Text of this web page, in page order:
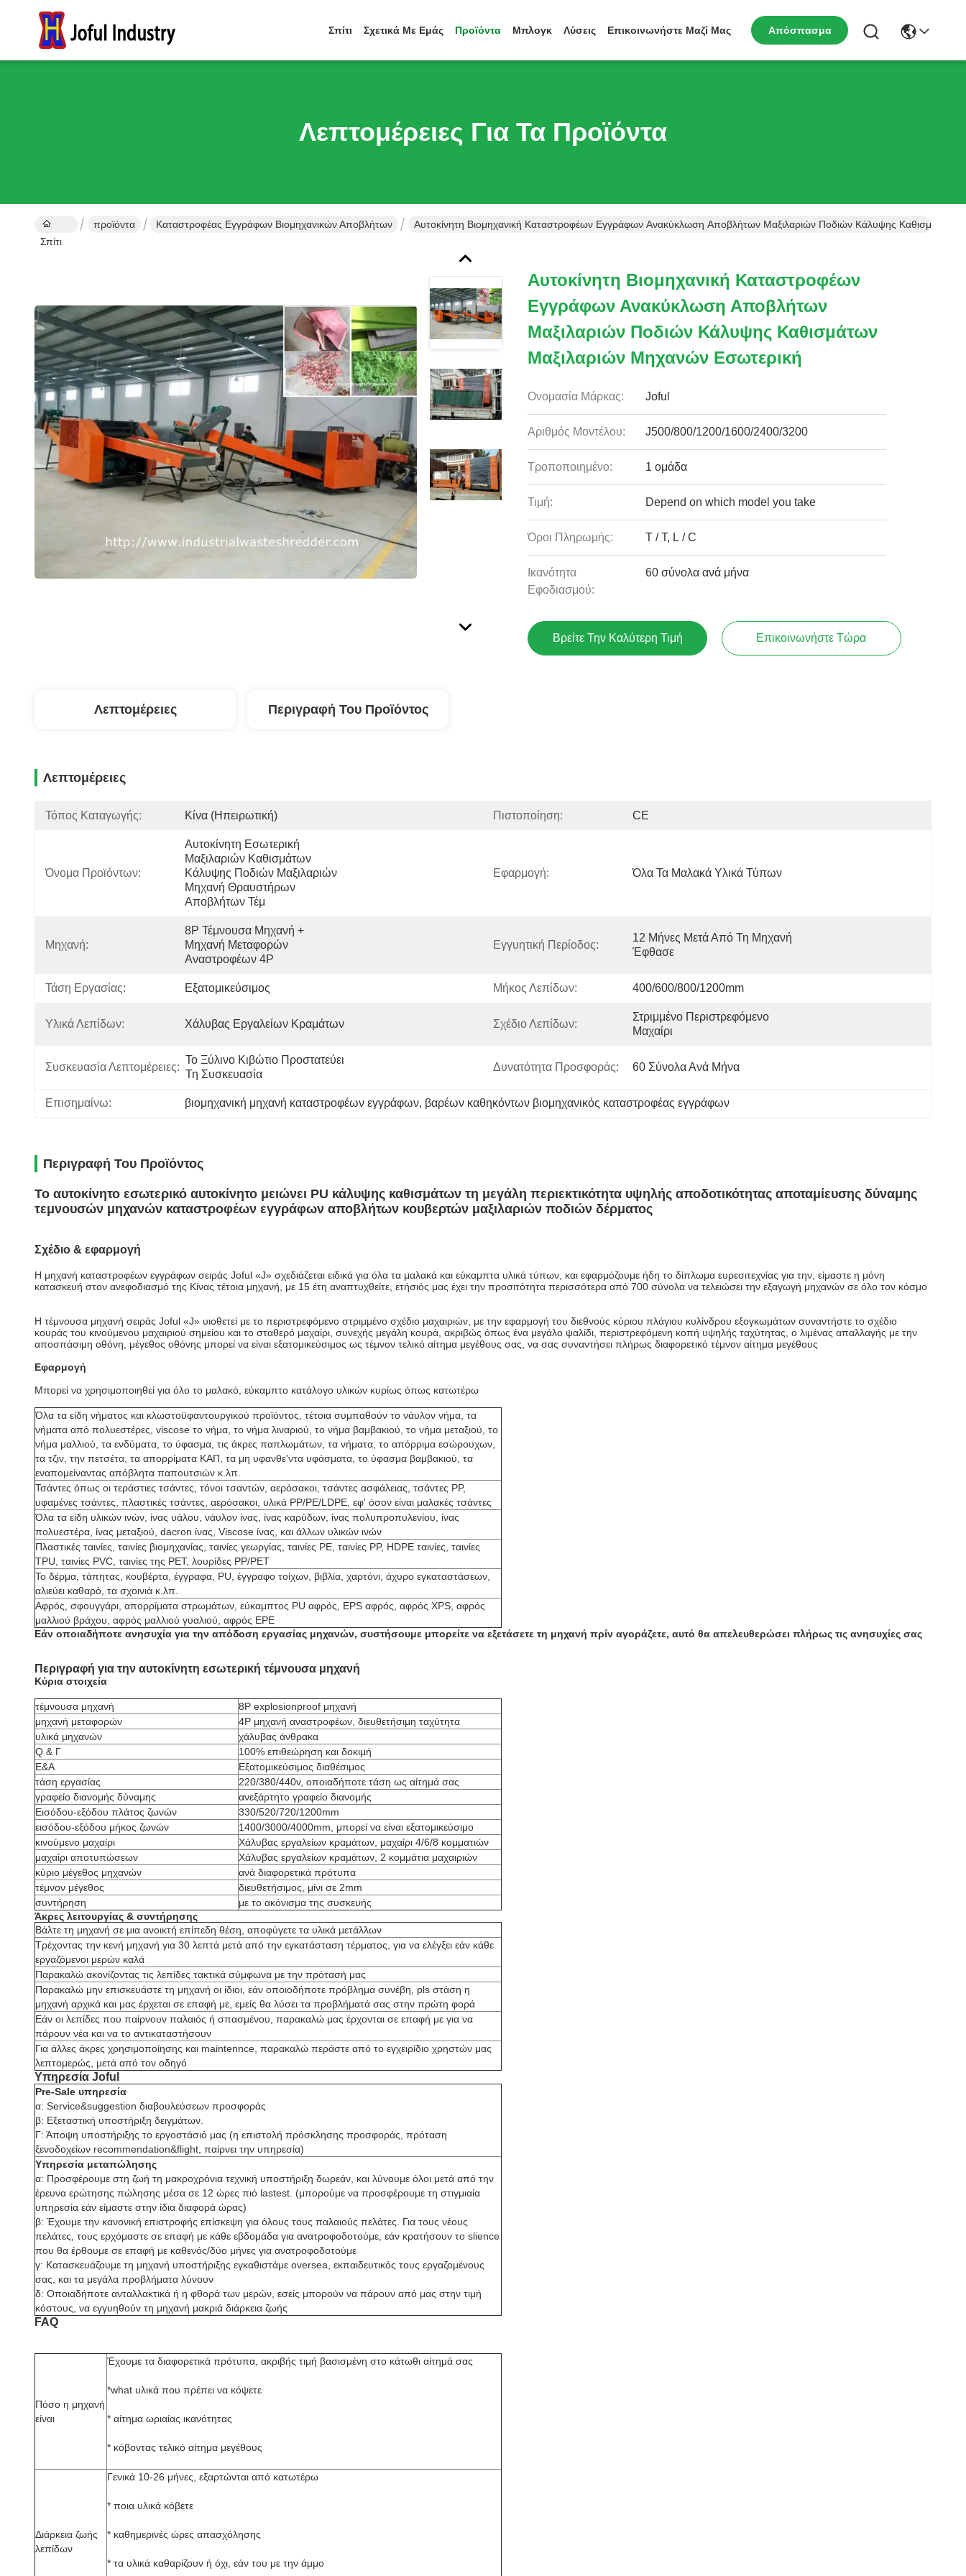
Σπίτι Σχετικά Με Εμάς Προϊόντα Μπλογκ Λύσεις Επικοινωνήστε Μαζί Μας Απόσπασμα
Λεπτομέρειες Για Τα Προϊόντα
Σπίτι
προϊόντα Καταστροφέας Εγγράφων Βιομηχανικών Αποβλήτων Αυτοκίνητη Βιομηχανική Καταστροφέων Εγγράφων Ανακύκλωση Αποβλήτων Μαξιλαριών Ποδιών Κάλυψης Καθισμάτων
Αυτοκίνητη Βιομηχανική Καταστροφέων
Εγγράφων Ανακύκλωση Αποβλήτων
Μαξιλαριών Ποδιών Κάλυψης Καθισμάτων
Μαξιλαριών Μηχανών Εσωτερική
Ονομασία Μάρκας: Joful
Αριθμός Μοντέλου: J500/800/1200/1600/2400/3200
Τροποποιημένο: 1 ομάδα
Τιμή: Depend on which model you take
Όροι Πληρωμής: T / T, L / C
Ικανότητα
Εφοδιασμού:
60 σύνολα ανά μήνα
Βρείτε Την Καλύτερη Τιμή Επικοινωνήστε Τώρα
Λεπτομέρειες Περιγραφή Του Προϊόντος
Λεπτομέρειες
Τόπος Καταγωγής: Κίνα (Ηπειρωτική) Πιστοποίηση: CE
Όνομα Προϊόντων:
Αυτοκίνητη Εσωτερική
Μαξιλαριών Καθισμάτων
Κάλυψης Ποδιών Μαξιλαριών
Μηχανή Θραυστήρων
Αποβλήτων Τέμ
Εφαρμογή: Όλα Τα Μαλακά Υλικά Τύπων
Μηχανή:
8P Τέμνουσα Μηχανή +
Μηχανή Μεταφορών
Αναστροφέων 4P
Εγγυητική Περίοδος:
12 Μήνες Μετά Από Τη Μηχανή
Έφθασε
Τάση Εργασίας: Εξατομικεύσιμος Μήκος Λεπίδων: 400/600/800/1200mm
Υλικά Λεπίδων: Χάλυβας Εργαλείων Κραμάτων Σχέδιο Λεπίδων:
Στριμμένο Περιστρεφόμενο
Μαχαίρι
Συσκευασία Λεπτομέρειες:
Το Ξύλινο Κιβώτιο Προστατεύει
Τη Συσκευασία
Δυνατότητα Προσφοράς: 60 Σύνολα Ανά Μήνα
Επισημαίνω: βιομηχανική μηχανή καταστροφέων εγγράφων, βαρέων καθηκόντων βιομηχανικός καταστροφέας εγγράφων
Περιγραφή Του Προϊόντος
Το αυτοκίνητο εσωτερικό αυτοκίνητο μειώνει PU κάλυψης καθισμάτων τη μεγάλη περιεκτικότητα υψηλής αποδοτικότητας αποταμίευσης δύναμης
τεμνουσών μηχανών καταστροφέων εγγράφων αποβλήτων κουβερτών μαξιλαριών ποδιών δέρματος
Σχέδιο & εφαρμογή
Η μηχανή καταστροφέων εγγράφων σειράς Joful «J» σχεδιάζεται ειδικά για όλα τα μαλακά και εύκαμπτα υλικά τύπων, και εφαρμόζουμε ήδη το δίπλωμα ευρεσιτεχνίας για την, είμαστε η μόνη
κατασκευή στον ανεφοδιασμό της Κίνας τέτοια μηχανή, με 15 έτη αναπτυχθείτε, ετήσιός μας έχει την προσιτότητα περισσότερα από 700 σύνολα να τελειώσει την εξαγωγή μηχανών σε όλο τον κόσμο
Η τέμνουσα μηχανή σειράς Joful «J» υιοθετεί με το περιστρεφόμενο στριμμένο σχέδιο μαχαιριών, με την εφαρμογή του διεθνούς κύριου πλάγιου κυλίνδρου εξογκωμάτων συναντήστε το σχέδιο
κουράς του κινούμενου μαχαιριού σημείου και το σταθερό μαχαίρι, συνεχής μεγάλη κουρά, ακριβώς όπως ένα μεγάλο ψαλίδι, περιστρεφόμενη κοπή υψηλής ταχύτητας, ο λιμένας απαλλαγής με την
αποσπάσιμη οθόνη, μέγεθος οθόνης μπορεί να είναι εξατομικεύσιμος ως τέμνον τελικό αίτημα μεγέθους σας, να σας συναντήσει πλήρως διαφορετικό τέμνον αίτημα μεγέθους
Εφαρμογή
Μπορεί να χρησιμοποιηθεί για όλο το μαλακό, εύκαμπτο κατάλογο υλικών κυρίως όπως κατωτέρω
Όλα τα είδη νήματος και κλωστοϋφαντουργικού προϊόντος, τέτοια συμπαθούν το νάυλον νήμα, τα
νήματα από πολυεστέρες, viscose το νήμα, το νήμα λιναριού, το νήμα βαμβακιού, το νήμα μεταξιού, το
νήμα μαλλιού, τα ενδύματα, το ύφασμα, τις άκρες παπλωμάτων, τα νήματα, το απόρριμα εσώρουχων,
τα τζιν, την πετσέτα, τα απορρίματα ΚΑΠ, τα μη υφανθε'ντα υφάσματα, το ύφασμα βαμβακιού, τα
εναπομείναντας απόβλητα παπουτσιών κ.λπ.
Τσάντες όπως οι τεράστιες τσάντες, τόνοι τσαντών, αερόσακοι, τσάντες ασφάλειας, τσάντες PP,
υφαμένες τσάντες, πλαστικές τσάντες, αερόσακοι, υλικά PP/PE/LDPE, εφ' όσον είναι μαλακές τσάντες
Όλα τα είδη υλικών ινών, ίνας υάλου, νάυλον ίνας, ίνας καρύδων, ίνας πολυπροπυλενίου, ίνας
πολυεστέρα, ίνας μεταξιού, dacron ίνας, Viscose ίνας, και άλλων υλικών ινών
Πλαστικές ταινίες, ταινίες βιομηχανίας, ταινίες γεωργίας, ταινίες PE, ταινίες PP, HDPE ταινίες, ταινίες
TPU, ταινίες PVC, ταινίες της PET, λουρίδες PP/PET
Το δέρμα, τάπητας, κουβέρτα, έγγραφα, PU, έγγραφο τοίχων, βιβλία, χαρτόνι, άχυρο εγκαταστάσεων,
αλιεύει καθαρό, τα σχοινιά κ.λπ.
Αφρός, σφουγγάρι, απορρίματα στρωμάτων, εύκαμπτος PU αφρός, EPS αφρός, αφρός XPS, αφρός
μαλλιού βράχου, αφρός μαλλιού γυαλιού, αφρός EPE
Εάν οποιαδήποτε ανησυχία για την απόδοση εργασίας μηχανών, συστήσουμε μπορείτε να εξετάσετε τη μηχανή πρίν αγοράζετε, αυτό θα απελευθερώσει πλήρως τις ανησυχίες σας
Περιγραφή για την αυτοκίνητη εσωτερική τέμνουσα μηχανή
Κύρια στοιχεία
τέμνουσα μηχανή
8P explosionproof μηχανή
μηχανή μεταφορών
4P μηχανή αναστροφέων, διευθετήσιμη ταχύτητα
υλικά μηχανών
χάλυβας άνθρακα
Q & Γ
100% επιθεώρηση και δοκιμή
Ε&Α
Εξατομικεύσιμος διαθέσιμος
τάση εργασίας
220/380/440v, οποιαδήποτε τάση ως αίτημά σας
γραφείο διανομής δύναμης
ανεξάρτητο γραφείο διανομής
Εισόδου-εξόδου πλάτος ζωνών
330/520/720/1200mm
εισόδου-εξόδου μήκος ζωνών
1400/3000/4000mm, μπορεί να είναι εξατομικεύσιμο
κινούμενο μαχαίρι
Χάλυβας εργαλείων κραμάτων, μαχαίρι 4/6/8 κομματιών
μαχαίρι αποτυπώσεων
Χάλυβας εργαλείων κραμάτων, 2 κομμάτια μαχαιριών
κύριο μέγεθος μηχανών
ανά διαφορετικά πρότυπα
τέμνον μέγεθος
διευθετήσιμος, μίνι σε 2mm
συντήρηση
με το ακόνισμα της συσκευής
Άκρες λειτουργίας & συντήρησης
Βάλτε τη μηχανή σε μια ανοικτή επίπεδη θέση, αποφύγετε τα υλικά μετάλλων
Τρέχοντας την κενή μηχανή για 30 λεπτά μετά από την εγκατάσταση τέρματος, για να ελέγξει εάν κάθε
εργαζόμενοι μερών καλά
Παρακαλώ ακονίζοντας τις λεπίδες τακτικά σύμφωνα με την πρότασή μας
Παρακαλώ μην επισκευάστε τη μηχανή οι ίδιοι, εάν οποιοδήποτε πρόβλημα συνέβη, pls στάση η
μηχανή αρχικά και μας έρχεται σε επαφή με, εμείς θα λύσει τα προβλήματά σας στην πρώτη φορά
Εάν οι λεπίδες που παίρνουν παλαιός ή σπασμένου, παρακαλώ μας έρχονται σε επαφή με για να
πάρουν νέα και να το αντικαταστήσουν
Για άλλες άκρες χρησιμοποίησης και maintennce, παρακαλώ περάστε από το εγχειρίδιο χρηστών μας
λεπτομερώς, μετά από τον οδηγό
Υπηρεσία Joful
Pre-Sale υπηρεσία
α: Service&suggestion διαβουλεύσεων προσφοράς
β: Εξεταστική υποστήριξη δειγμάτων.
Γ: Άποψη υποστήριξης το εργοστάσιό μας (η επιστολή πρόσκλησης προσφοράς, πρόταση
ξενοδοχείων recommendation&flight, παίρνει την υπηρεσία)
Υπηρεσία μεταπώλησης
α: Προσφέρουμε στη ζωή τη μακροχρόνια τεχνική υποστήριξη δωρεάν, και λύνουμε όλοι μετά από την
έρευνα ερώτησης πώλησης μέσα σε 12 ώρες πιό lastest. (μπορούμε να προσφέρουμε τη στιγμιαία
υπηρεσία εάν είμαστε στην ίδια διαφορά ώρας)
β: Έχουμε την κανονική επιστροφής επίσκεψη για όλους τους παλαιούς πελάτες. Για τους νέους
πελάτες, τους ερχόμαστε σε επαφή με κάθε εβδομάδα για ανατροφοδοτούμε, εάν κρατήσουν το slience
που θα έρθουμε σε επαφή με καθενός/δύο μήνες για ανατροφοδοτούμε
γ: Κατασκευάζουμε τη μηχανή υποστήριξης εγκαθιστάμε oversea, εκπαιδευτικός τους εργαζομένους
σας, και τα μεγάλα προβλήματα λύνουν
δ: Οποιαδήποτε ανταλλακτικά ή η φθορά των μερών, εσείς μπορούν να πάρουν από μας στην τιμή
κόστους, να εγγυηθούν τη μηχανή μακριά διάρκεια ζωής
FAQ
Πόσο η μηχανή
είναι
Έχουμε τα διαφορετικά πρότυπα, ακριβής τιμή βασισμένη στο κάτωθι αίτημά σας
*what υλικά που πρέπει να κόψετε
* αίτημα ωριαίας ικανότητας
* κόβοντας τελικό αίτημα μεγέθους
Διάρκεια ζωής
λεπίδων
Γενικά 10-26 μήνες, εξαρτώνται από κατωτέρω
* ποια υλικά κόβετε
* καθημερινές ώρες απασχόλησης
* τα υλικά καθαρίζουν ή όχι, εάν του με την άμμο